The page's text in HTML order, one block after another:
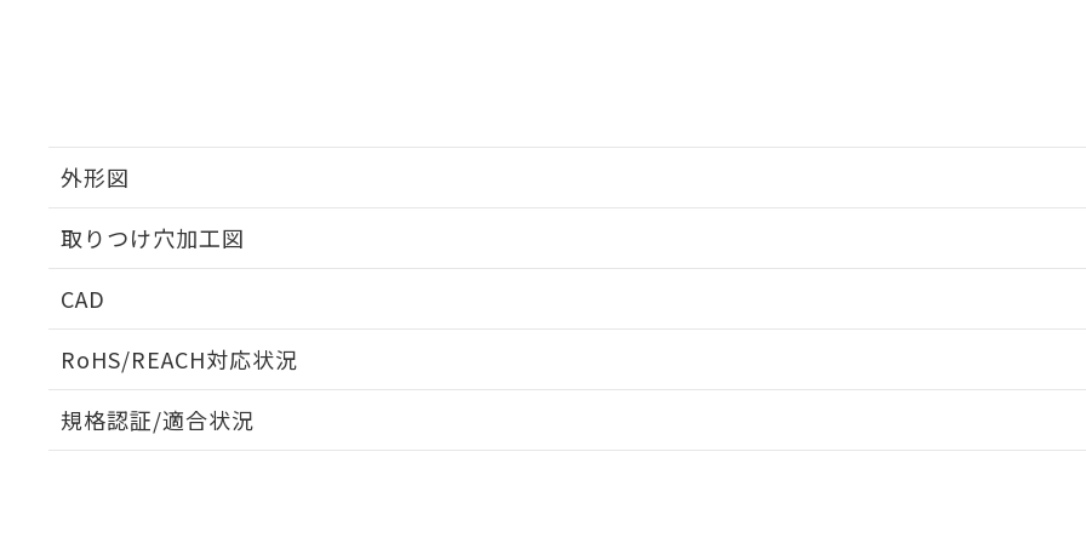
外形図
取りつけ穴加工図
CAD
RoHS/REACH対応状況
EU RoHS 注意事項・凡例
規格認証/適合状況